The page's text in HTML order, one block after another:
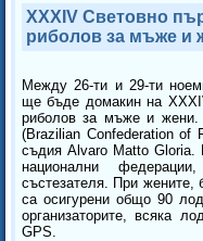
ХХХIV Световно
риболов за мъже и
Между 26-ти и 29-ти
ще бъде домакин на
риболов за мъже и жени.
(Brazilian Confederation of
съдия Alvaro Matto Gloria.
национални
състезателя. При жените,
са осигурени общо 90
организаторите, всяка
GPS.